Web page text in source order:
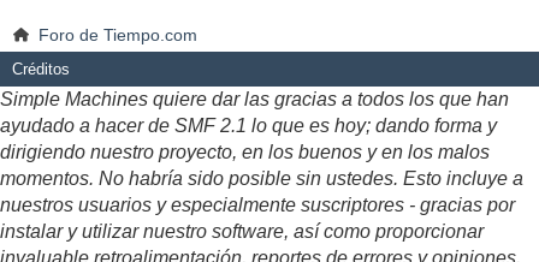
Foro de Tiempo.com
Créditos
Simple Machines quiere dar las gracias a todos los que han
ayudado a hacer de SMF 2.1 lo que es hoy; dando forma y
dirigiendo nuestro proyecto, en los buenos y en los malos
momentos. No habría sido posible sin ustedes. Esto incluye a
nuestros usuarios y especialmente suscriptores - gracias por
instalar y utilizar nuestro software, así como proporcionar